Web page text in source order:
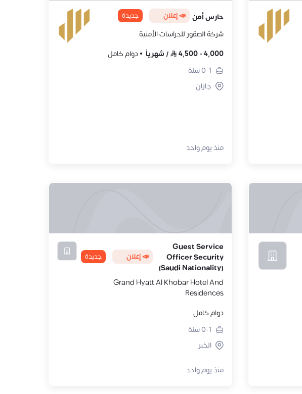
حارس أمن 📣 إعلان جديدة
شركة الصقور للحراسات الأمنية
4,000
-
4,500
/ شهرياً
دوام كامل
0-1سنة
جازان
منذ يوم واحد
Guest Service
Officer Security
(Saudi Nationality)
📣 إعلان جديدة
Grand Hyatt Al Khobar Hotel And
Residences
دوام كامل
0-1سنة
الخبر
منذ يوم واحد